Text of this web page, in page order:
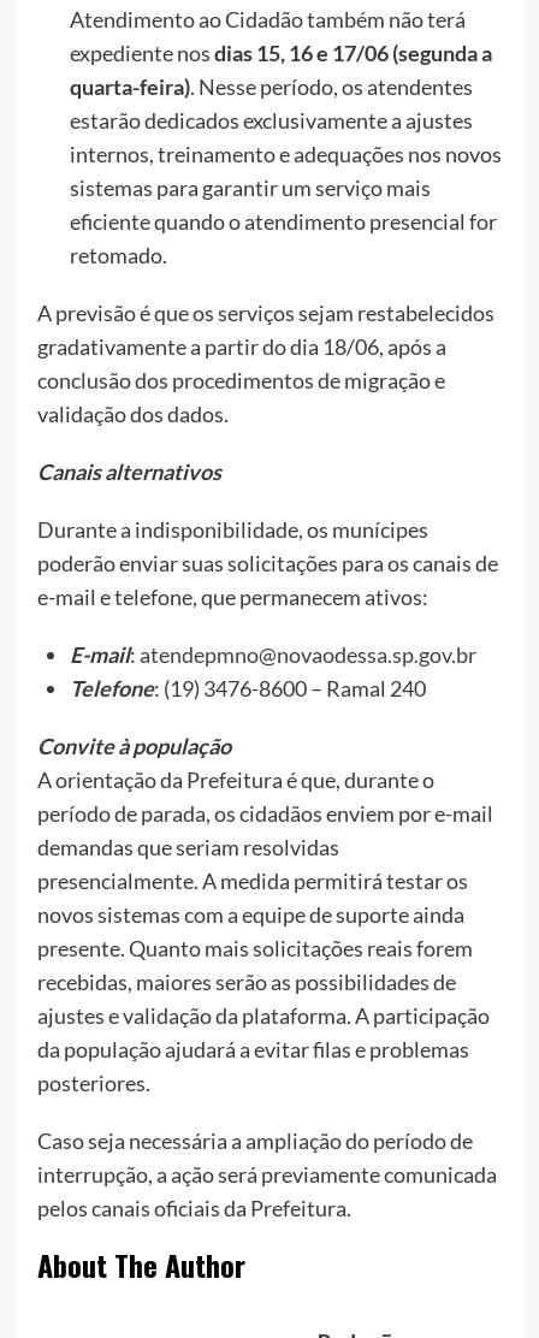
Atendimento ao Cidadão também não terá
expediente nosdias 15, 16 e 17/06 (segunda a
quarta-feira). Nesse período, os atendentes
estarão dedicados exclusivamente a ajustes
internos, treinamento e adequações nos novos
sistemas para garantir um serviço mais
eficiente quando o atendimento presencial for
retomado.
A previsão é que os serviços sejam restabelecidos
gradativamente a partir do dia 18/06, após a
conclusão dos procedimentos de migração e
validação dos dados.
Canais alternativos
Durante a indisponibilidade, os munícipes
poderão enviar suas solicitações para os canais de
e-mail e telefone, que permanecem ativos:
E-mail: atendepmno@novaodessa.sp.gov.br
Telefone: (19) 3476-8600 – Ramal 240
Convite à população
A orientação da Prefeitura é que, durante o
período de parada, os cidadãos enviem por e-mail
demandas que seriam resolvidas
presencialmente. A medida permitirá testar os
novos sistemas com a equipe de suporte ainda
presente. Quanto mais solicitações reais forem
recebidas, maiores serão as possibilidades de
ajustes e validação da plataforma. A participação
da população ajudará a evitar filas e problemas
posteriores.
Caso seja necessária a ampliação do período de
interrupção, a ação será previamente comunicada
pelos canais oficiais da Prefeitura.
About The Author